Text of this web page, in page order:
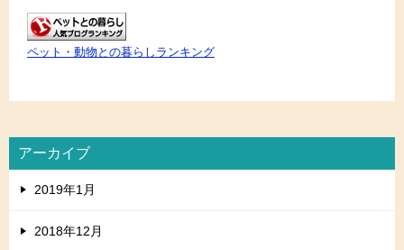
ペット・動物との暮らしランキング
アーカイブ
2019年1月
2018年12月